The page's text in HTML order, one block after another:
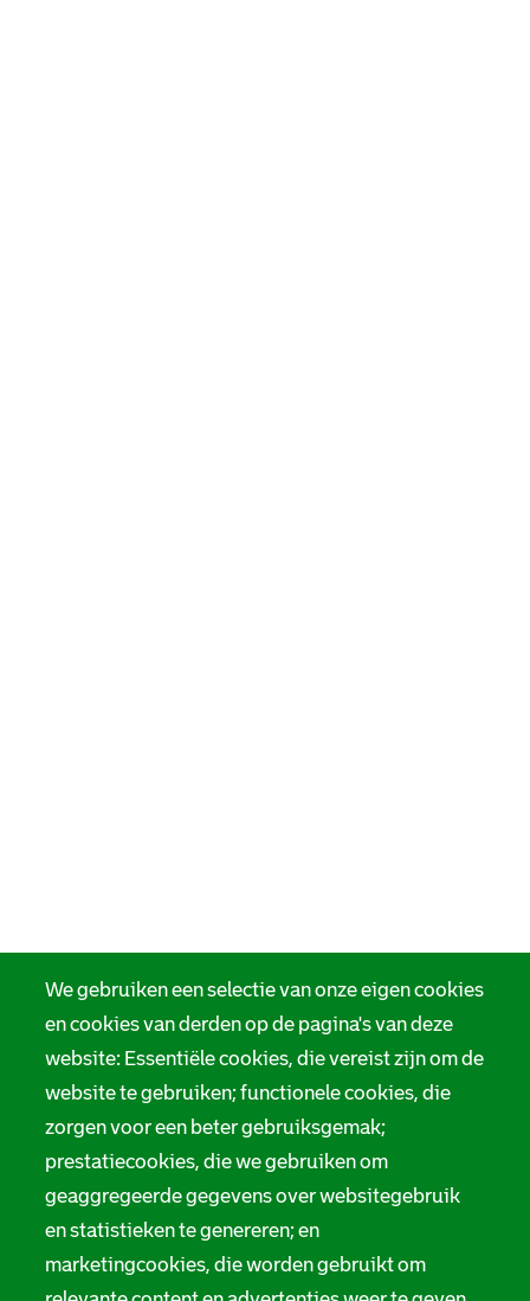
We gebruiken een selectie van onze eigen cookies
en cookies van derden op de pagina's van deze
website: Essentiële cookies, die vereist zijn om de
website te gebruiken; functionele cookies, die
zorgen voor een beter gebruiksgemak;
prestatiecookies, die we gebruiken om
geaggregeerde gegevens over websitegebruik
en statistieken te genereren; en
marketingcookies, die worden gebruikt om